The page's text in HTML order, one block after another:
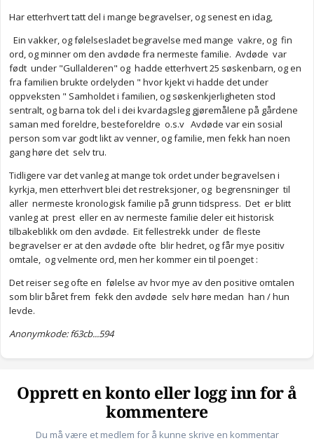
Har etterhvert tatt del i mange begravelser, og senest en idag,
Ein vakker, og følelsesladet begravelse med mange vakre, og fin
ord, og minner om den avdøde fra nermeste familie. Avdøde var
født under "Gullalderen" og hadde etterhvert 25 søskenbarn, og en
fra familien brukte ordelyden " hvor kjekt vi hadde det under
oppveksten " Samholdet i familien, og søskenkjerligheten stod
sentralt, og barna tok del i dei kvardagsleg gjøremålene på gårdene
saman med foreldre, besteforeldre o.s.v Avdøde var ein sosial
person som var godt likt av venner, og familie, men fekk han noen
gang høre det selv tru.
Tidligere var det vanleg at mange tok ordet under begravelsen i
kyrkja, men etterhvert blei det restreksjoner, og begrensninger til
aller nermeste kronologisk familie på grunn tidspress. Det er blitt
vanleg at prest eller en av nermeste familie deler eit historisk
tilbakeblikk om den avdøde. Eit fellestrekk under de fleste
begravelser er at den avdøde ofte blir hedret, og får mye positiv
omtale, og velmente ord, men her kommer ein til poenget :
Det reiser seg ofte en følelse av hvor mye av den positive omtalen
som blir båret frem fekk den avdøde selv høre medan han / hun
levde.
Anonymkode: f63cb...594
Opprett en konto eller logg inn for å
kommentere
Du må være et medlem for å kunne skrive en kommentar